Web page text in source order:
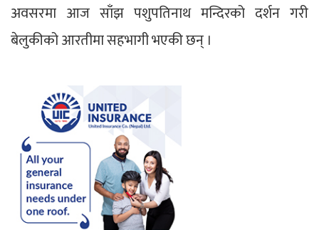
अवसरमा आज साँझ पशुपतिनाथ मन्दिरको दर्शन गरी
बेलुकीको आरतीमा सहभागी भएकी छन् ।